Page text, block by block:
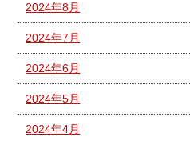
2024年8月
2024年7月
2024年6月
2024年5月
2024年4月